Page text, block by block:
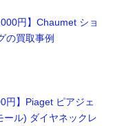
円】Chaumet ショ
の買取事例
円】Piaget ピアジェ
ル) ダイヤネックレ